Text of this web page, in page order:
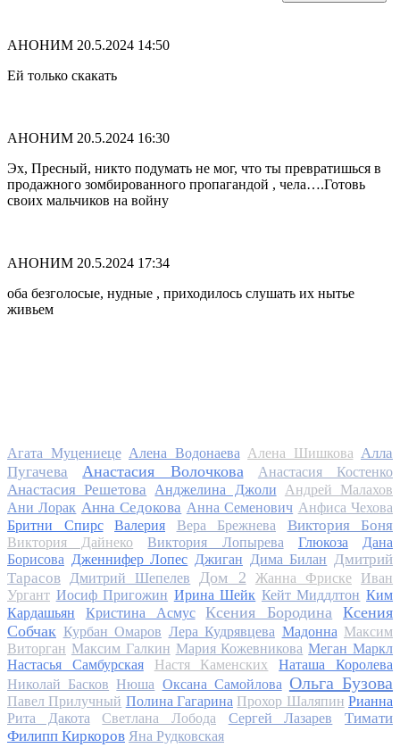
АНОНИМ 20.5.2024 14:50
Ей только скакать
АНОНИМ 20.5.2024 16:30
Эх, Пресный, никто подумать не мог, что ты превратишься в
продажного зомбированного пропагандой , чела….Готовь
своих мальчиков на войну
АНОНИМ 20.5.2024 17:34
оба безголосые, нудные , приходилось слушать их нытье
живьем
Агата Муцениеце Алена Водонаева Алена Шишкова Алла
Пугачева
Анастасия Волочкова Анастасия Костенко
Анастасия Решетова Анджелина Джоли Андрей Малахов
Ани Лорак Анна Седокова Анна Семенович Анфиса Чехова
Бритни Спирс
Валерия Вера Брежнева Виктория Боня
Виктория Дайнеко Виктория Лопырева Глюкоза
Дана
Борисова Дженнифер Лопес Джиган Дима Билан Дмитрий
Тарасов Дмитрий Шепелев Дом 2 Жанна Фриске
Иван
Ургант Иосиф Пригожин Ирина Шейк Кейт Миддлтон Ким
Кардашьян
Кристина Асмус Ксения Бородина
Ксения
Собчак Курбан Омаров Лера Кудрявцева Мадонна Максим
Виторган Максим Галкин Мария Кожевникова Меган Маркл
Настасья Самбурская
Настя Каменских
Наташа Королева
Николай Басков Нюша Оксана Самойлова Ольга Бузова
Павел Прилучный Полина Гагарина Прохор Шаляпин Рианна
Рита Дакота
Светлана Лобода Сергей Лазарев
Тимати
Филипп Киркоров Яна Рудковская